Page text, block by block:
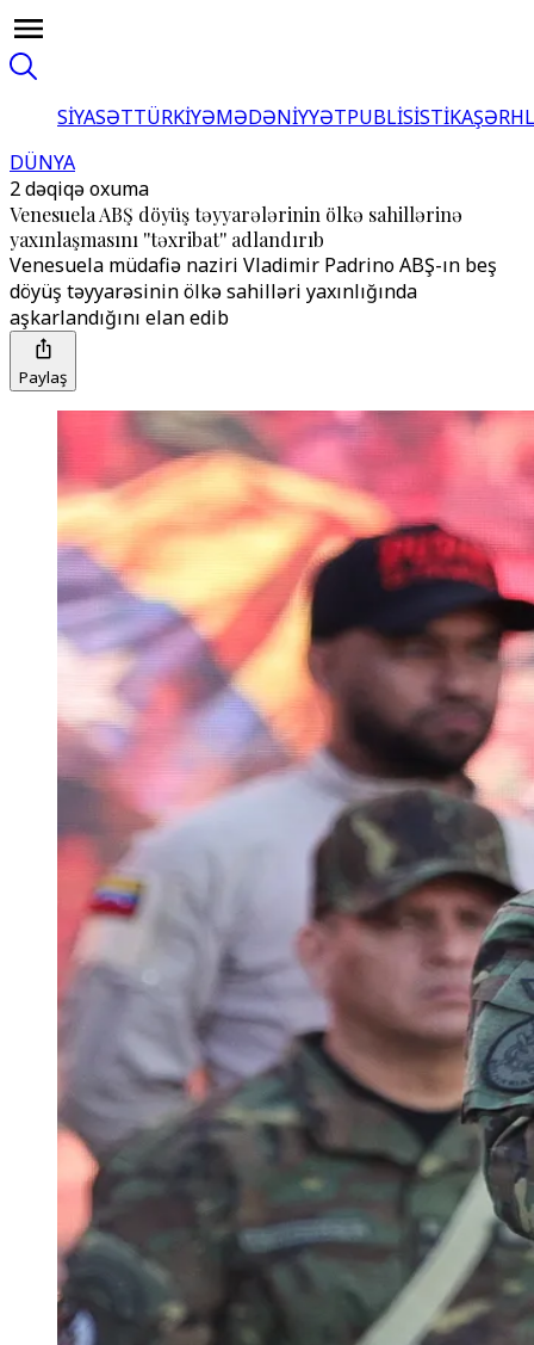
SİYASƏTTÜRKİYƏMƏDƏNİYYƏTPUBLİSİSTİKA
DÜNYA
2 dəqiqə oxuma
Venesuela ABŞ döyüş təyyarələrinin ölkə sahillərinə
yaxınlaşmasını ''təxribat'' adlandırıb
Venesuela müdafiə naziri Vladimir Padrino ABŞ-ın beş
döyüş təyyarəsinin ölkə sahilləri yaxınlığında
aşkarlandığını elan edib
Paylaş